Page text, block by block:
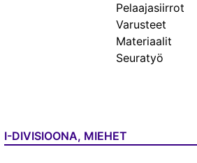
Pelaajasiirrot
Varusteet
Materiaalit
Seuratyö
I-DIVISIOONA, MIEHET